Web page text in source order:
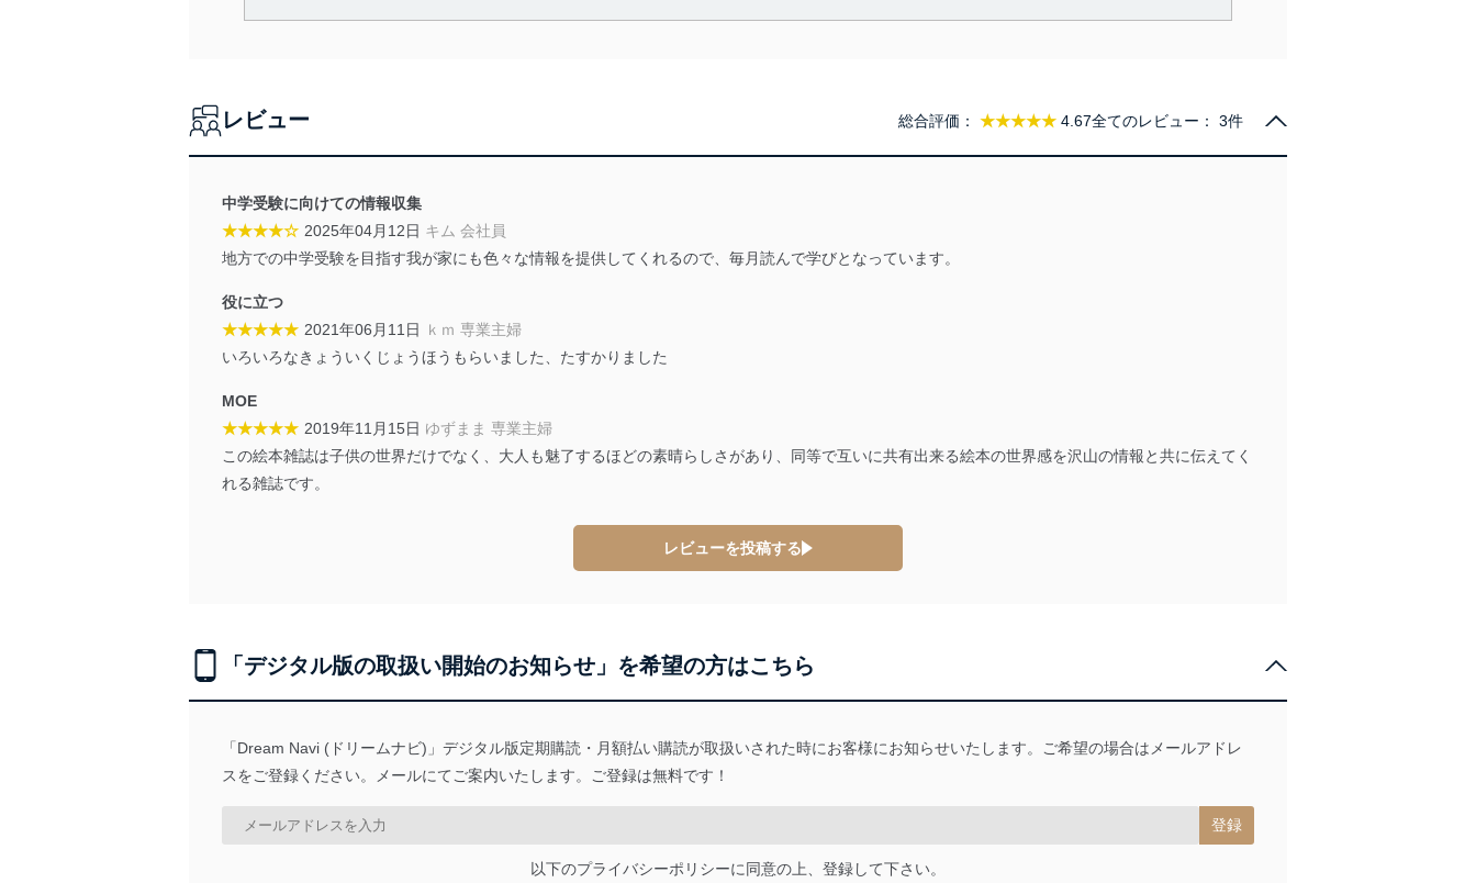
当社は、個人情報の取得・利用・提供に際して、その利用目的を明確にし、本人の同意を得たうえで利用目的の達成に必要な範
令及びその他の規範を常に適合させます。
個人情報の安全管理措置
アクセス制御
個人データを取り扱うことのできる機器及び当該機器を取り扱う従業者を明確化し、 個人データへの不要なアクセスを防止
アクセス者の識別と認証
機器に標準装備されているユーザー制御機能（ユーザーアカウント制御）により、個人情報データベース等を取り扱う情報
個人データを取り扱う機器等のオペレーティングシステムを最新の状態に保持しています。
個人データを取り扱う機器等にセキュリティ対策ソフトウェア等を導入し、自動更新 機能等の活用により、これを最新状態
メール等により個人データの含まれるファイルを送信する場合に、当該ファイルへのパスワードを設定しています。
個人情報保護マネジメントシステムの継続的改善
当社は、内部監査及びマネジメントレビューの機会を通じて、個人情報保護マネジメントシステムを継続的に改善し、常に最良
の状態を維持します。
適切、かつ迅速に対応させていただきます。
レビュー 総合評価： ★★★★★ 4.67全てのレビュー： 3件
中学受験に向けての情報収集
★★★★☆ 2025年04月12日 キム 会社員
地方での中学受験を目指す我が家にも色々な情報を提供してくれるので、毎月読んで学びとなっています。
役に立つ
★★★★★ 2021年06月11日
ｋｍ 専業主婦
いろいろなきょういくじょうほうもらいました、たすかりました
MOE
★★★★★ 2019年11月15日 ゆずまま 専業主婦
この絵本雑誌は子供の世界だけでなく、大人も魅了するほどの素晴らしさがあり、同等で互いに共有出来る絵本の世界感を沢山の情報と共に伝えてく
れる雑誌です。
レビューを投稿する
「デジタル版の取扱い開始のお知らせ」を希望の方はこちら
「Dream Navi (ドリームナビ)」デジタル版定期購読・月額払い購読が取扱いされた時にお客様にお知らせいたします。ご希望の場合はメールアドレ
スをご登録ください。メールにてご案内いたします。ご登録は無料です！
以下のプライバシーポリシーに同意の上、登録して下さい。